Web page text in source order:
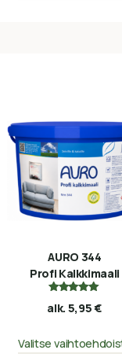
AURO 344
Profi Kalkkimaali
tuotteesta:
alk. 5,95€
Valitse